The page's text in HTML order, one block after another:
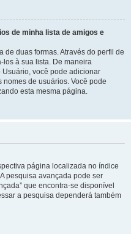
de minha lista de amigos e
de duas formas. Através do perfil de
à sua lista. De maneira
você pode adicionar
de usuários. Você pode
esta mesma página.
página localizada no índice
pesquisa avançada pode ser
que encontra-se disponível
a pesquisa dependerá também